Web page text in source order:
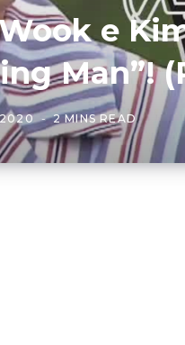
e
Man”!
2020 2 MINS READ